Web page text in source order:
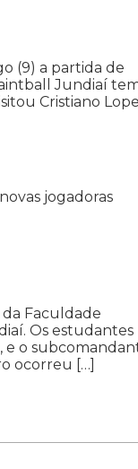
(9) a partida de
Jundiaí
Cristiano
jogadoras
Faculdade
Os estudantes
e o
ocorreu […]